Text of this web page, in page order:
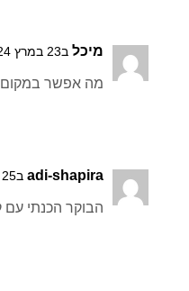
מיכל ב23 במרץ 2024 ב0:52
מה אפשר
adi-shapira ב25 במרץ 2024 ב19:08
הבוקר הכנתי